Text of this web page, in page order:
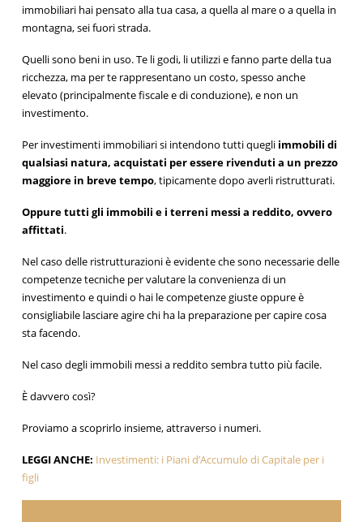
immobiliari hai pensato alla tua casa, a quella al mare o a quella in
montagna, sei fuori strada.
Quelli sono beni in uso. Te li godi, li utilizzi e fanno parte della tua
ricchezza, ma per te rappresentano un costo, spesso anche
elevato (principalmente fiscale e di conduzione), e non un
investimento.
Per investimenti immobiliari si intendono tutti quegli immobili di
qualsiasi natura, acquistati per essere rivenduti a un prezzo
maggiore in breve tempo, tipicamente dopo averli ristrutturati.
Oppure tutti gli immobili e i terreni messi a reddito, ovvero
affittati.
Nel caso delle ristrutturazioni è evidente che sono necessarie delle
competenze tecniche per valutare la convenienza di un
investimento e quindi o hai le competenze giuste oppure è
consigliabile lasciare agire chi ha la preparazione per capire cosa
sta facendo.
Nel caso degli immobili messi a reddito sembra tutto più facile.
È davvero così?
Proviamo a scoprirlo insieme, attraverso i numeri.
LEGGI ANCHE: Investimenti: i Piani d’Accumulo di Capitale per i
figli